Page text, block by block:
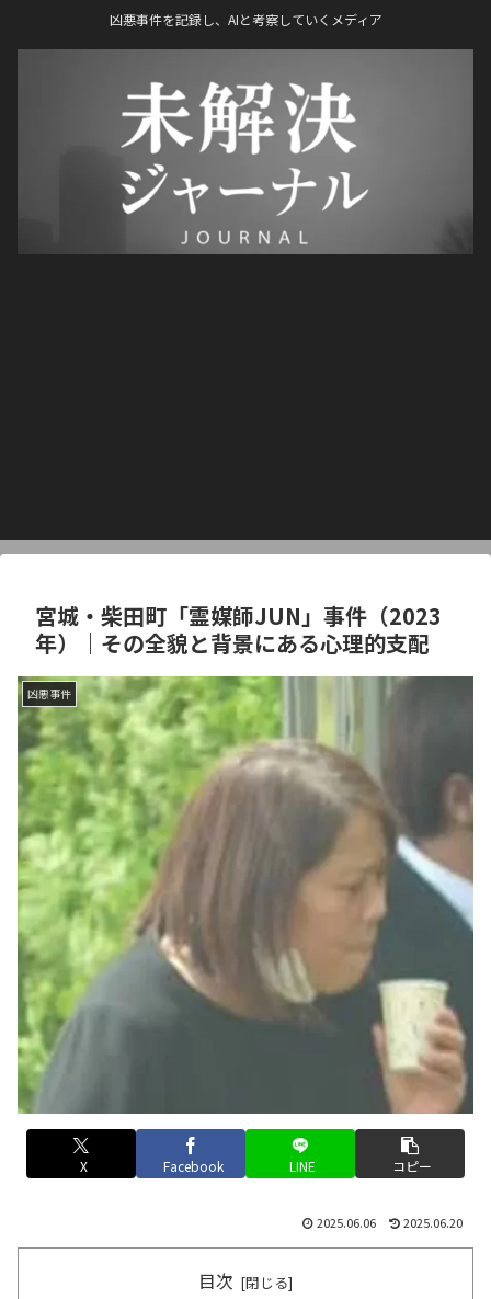
凶悪事件を記録し、AIと考察していくメディア
宮城・柴田町「霊媒師JUN」事件（2023
年）｜その全貌と背景にある心理的支配
凶悪事件
X Facebook LINE コピー
2025.06.06 2025.06.20
目次